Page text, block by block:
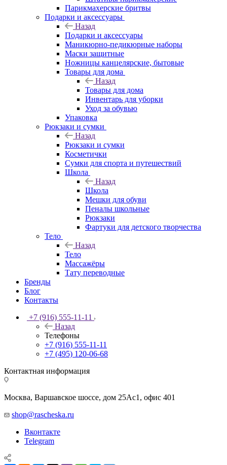
Парикмахерские бритвы
Подарки и аксессуары
Назад
Подарки и аксессуары
Маникюрно-педикюрные наборы
Маски защитные
Ножницы канцелярские, бытовые
Товары для дома
Назад
Товары для дома
Инвентарь для уборки
Уход за обувью
Упаковка
Рюкзаки и сумки
Назад
Рюкзаки и сумки
Косметички
Сумки для спорта и путешествий
Школа
Назад
Школа
Мешки для обуви
Пеналы школьные
Рюкзаки
Фартуки для детского творчества
Тело
Назад
Тело
Массажёры
Тату переводные
Бренды
Блог
Контакты
+7 (916) 555-11-11
Назад
Телефоны
+7 (916) 555-11-11
+7 (495) 120-06-68
Контактная информация
Москва, Варшавское шоссе, дом 25Аc1, офис 401
shop@rascheska.ru
Вконтакте
Telegram